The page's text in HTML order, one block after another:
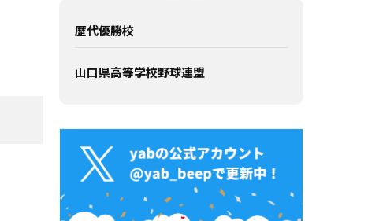
歴代優勝校
山口県高等学校野球連盟